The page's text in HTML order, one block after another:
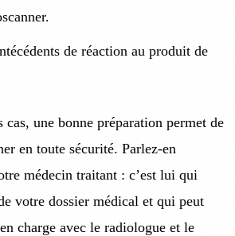
de réaction au produit de
cas, une bonne préparation permet de
en toute sécurité. Parlez-en
médecin traitant : c’est lui qui
votre dossier médical et qui peut
charge avec le radiologue et le